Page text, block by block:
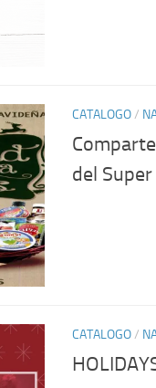
CATALOGO/
del
CATALOGO/